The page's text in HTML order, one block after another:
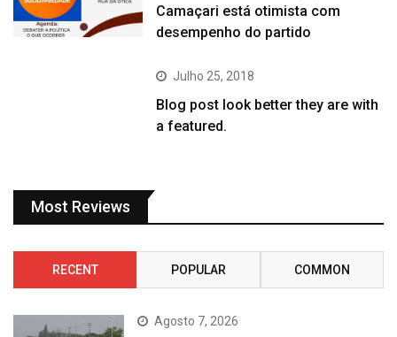
Camaçari está otimista com
desempenho do partido
Julho 25, 2018
Blog post look better they are with
a featured.
Most Reviews
RECENT POPULAR COMMON
Agosto 7, 2026